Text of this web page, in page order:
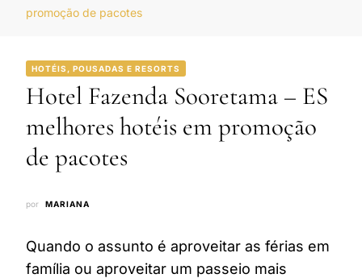
promoção de pacotes
HOTÉIS, POUSADAS E RESORTS
Hotel Fazenda Sooretama – ES
melhores hotéis em promoção
de pacotes
por MARIANA
Quando o assunto é aproveitar as férias em
família ou aproveitar um passeio mais